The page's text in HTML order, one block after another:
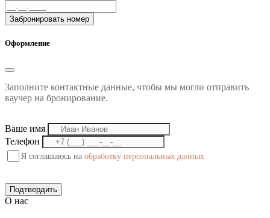
Забронировать номер
Оформление
Заполните контактные данные, чтобы мы могли отправить
ваучер на бронирование.
Ваше имя
Телефон
Я соглашаюсь на обработку персональных данных
Подтвердить
О нас